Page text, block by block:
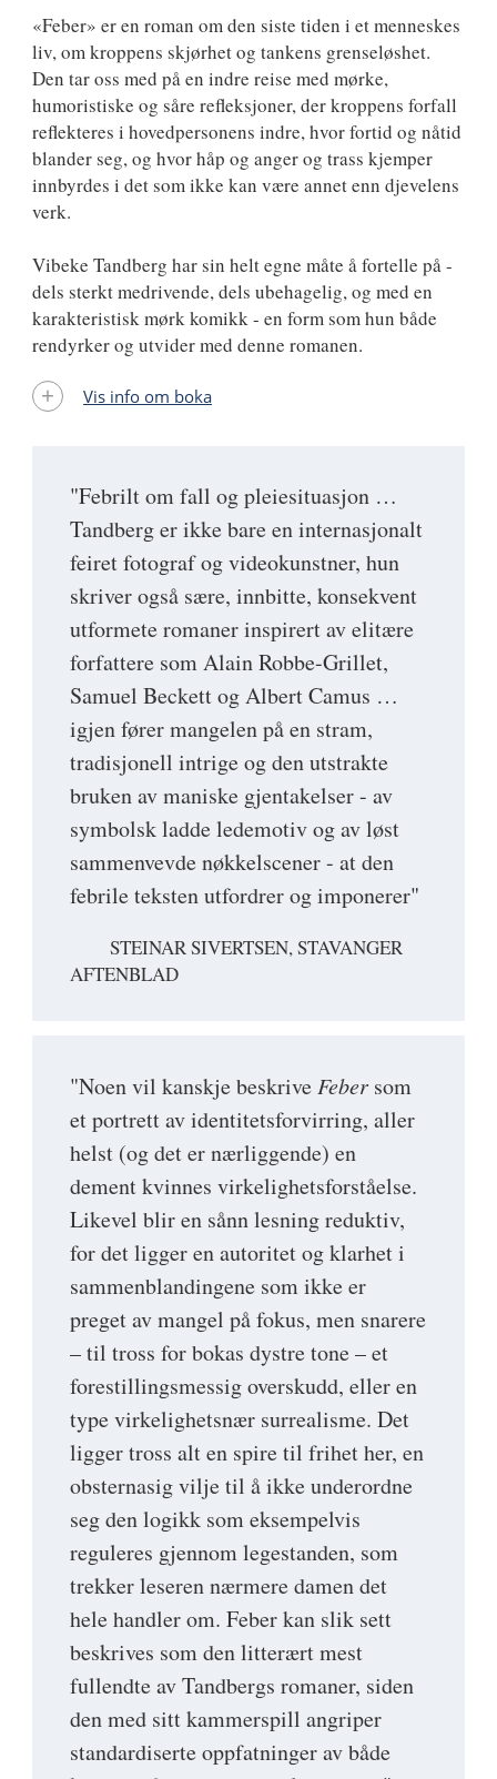
"Febrilt om fall og pleiesituasjon …
Tandberg er ikke bare en internasjonalt
feiret fotograf og videokunstner, hun
skriver også sære, innbitte, konsekvent
utformete romaner inspirert av elitære
forfattere som Alain Robbe-Grillet,
Samuel Beckett og Albert Camus …
igjen fører mangelen på en stram,
tradisjonell intrige og den utstrakte
bruken av maniske gjentakelser - av
symbolsk ladde ledemotiv og av løst
sammenvevde nøkkelscener - at den
febrile teksten utfordrer og imponerer"
STEINAR SIVERTSEN, STAVANGER
AFTENBLAD
"Noen vil kanskje beskriveFeber som
et portrett av identitetsforvirring, aller
helst (og det er nærliggende) en
dement kvinnes virkelighetsforståelse.
Likevel blir en sånn lesning reduktiv,
for det ligger en autoritet og klarhet i
sammenblandingene som ikke er
preget av mangel på fokus, men snarere
– til tross for bokas dystre tone – et
forestillingsmessig overskudd, eller en
type virkelighetsnær surrealisme. Det
ligger tross alt en spire til frihet her, en
obsternasig vilje til å ikke underordne
seg den logikk som eksempelvis
reguleres gjennom legestanden, som
trekker leseren nærmere damen det
hele handler om. Feber kan slik sett
beskrives som den litterært mest
fullendte av Tandbergs romaner, siden
den med sitt kammerspill angriper
standardiserte oppfatninger av både
«Feber» er en roman om den siste tiden i et menneskes
liv, om kroppens skjørhet og tankens grenseløshet.
Den tar oss med på en indre reise med mørke,
humoristiske og såre refleksjoner, der kroppens forfall
reflekteres i hovedpersonens indre, hvor fortid og nåtid
blander seg, og hvor håp og anger og trass kjemper
innbyrdes i det som ikke kan være annet enn djevelens
verk.
Vibeke Tandberg har sin helt egne måte å fortelle på -
dels sterkt medrivende, dels ubehagelig, og med en
karakteristisk mørk komikk - en form som hun både
rendyrker og utvider med denne romanen.
Vis info om boka